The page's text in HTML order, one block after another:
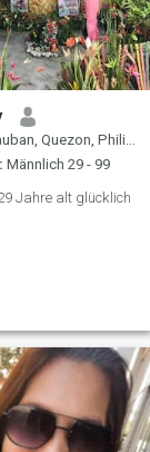
Quezon, Philippinen
Männlich 29 - 99
Jahre alt glücklich